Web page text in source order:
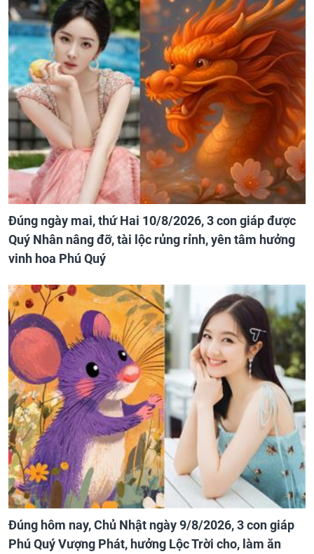
Đúng ngày mai, thứ Hai 10/8/2026, 3 con giáp được
Quý Nhân nâng đỡ, tài lộc rủng rỉnh, yên tâm hưởng
vinh hoa Phú Quý
Đúng hôm nay, Chủ Nhật ngày 9/8/2026, 3 con giáp
Phú Quý Vượng Phát, hưởng Lộc Trời cho, làm ăn